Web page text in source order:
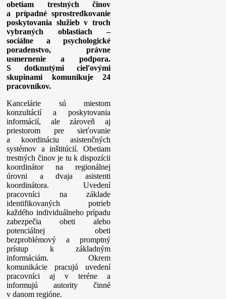
obetiam trestných činov
a prípadné sprostredkovanie
poskytovania služieb v troch
vybraných oblastiach –
sociálne a psychologické
poradenstvo, právne
usmernenie a podpora.
S dotknutými cieľovými
skupinami komunikuje 24
pracovníkov.
Kancelárie sú miestom
konzultácií a poskytovania
informácií, ale zároveň aj
priestorom pre sieťovanie
a koordináciu asistenčných
systémov a inštitúcií. Obetiam
trestných činov je tu k dispozícii
koordinátor na regionálnej
úrovni a dvaja asistenti
koordinátora. Uvedení
pracovníci na základe
identifikovaných potrieb
každého individuálneho prípadu
zabezpečia obeti alebo
potenciálnej obeti
bezproblémový a promptný
prístup k základným
informáciám. Okrem
komunikácie pracujú uvedení
pracovníci aj v teréne a
informujú autority činné
v danom regióne.